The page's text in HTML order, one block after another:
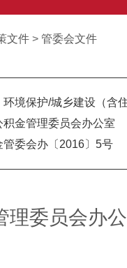
文件 > 管委会文件
境保护/城乡建设（含住
积金管理委员会办公室
管委会办〔2016〕5号
理委员会办